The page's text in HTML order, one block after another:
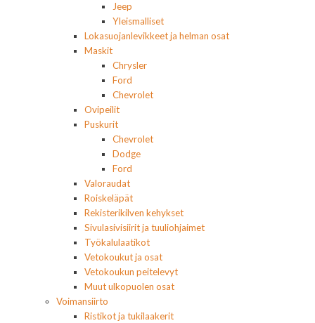
Jeep
Yleismalliset
Lokasuojanlevikkeet ja helman osat
Maskit
Chrysler
Ford
Chevrolet
Ovipeilit
Puskurit
Chevrolet
Dodge
Ford
Valoraudat
Roiskeläpät
Rekisterikilven kehykset
Sivulasivisiirit ja tuuliohjaimet
Työkalulaatikot
Vetokoukut ja osat
Vetokoukun peitelevyt
Muut ulkopuolen osat
Voimansiirto
Ristikot ja tukilaakerit